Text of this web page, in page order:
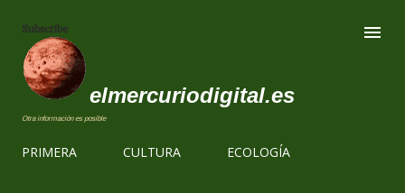
Subscribe
elmercuriodigital.es
Otra información es posible
PRIMERA CULTURA ECOLOGÍA